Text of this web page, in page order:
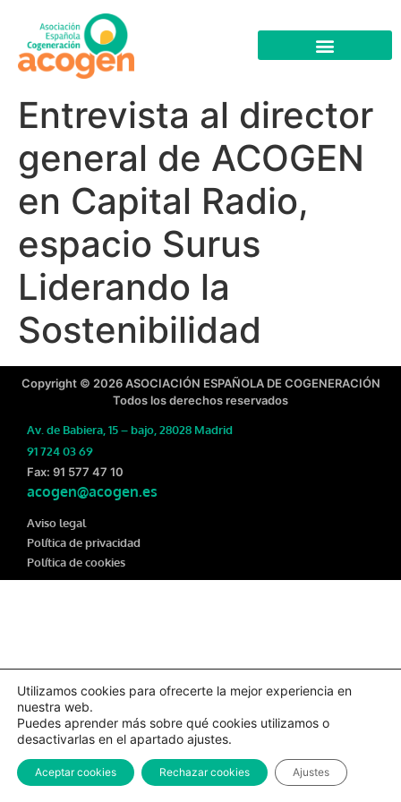
Entrevista al director
general de ACOGEN
en Capital Radio,
espacio Surus
Liderando la
Sostenibilidad
Copyright © 2026 ASOCIACIÓN ESPAÑOLA DE COGENERACIÓN
Todos los derechos reservados
Av. de Babiera, 15 – bajo, 28028 Madrid
91 724 03 69
Fax: 91 577 47 10
acogen@acogen.es
Aviso legal
Política de privacidad
Política de cookies
Utilizamos cookies para ofrecerte la mejor experiencia en
nuestra web.
Puedes aprender más sobre qué cookies utilizamos o
desactivarlas en el apartado ajustes.
Aceptar cookies Rechazar cookies Ajustes